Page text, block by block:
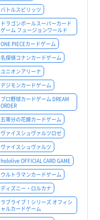
バトルスピリッツ
ドラゴンボールスーパーカード
ゲーム フュージョンワールド
ONE PIECEカードゲーム
名探偵コナンカードゲーム
ユニオンアリーナ
デジモンカードゲーム
プロ野球カードゲーム DREAM
ORDER
五等分の花嫁カードゲーム
ヴァイスシュヴァルツロゼ
ヴァイスシュヴァルツ
hololive OFFICIAL CARD GAME
ウルトラマンカードゲーム
ディズニー・ロルカナ
ラブライブ！シリーズ オフィシ
ャルカードゲーム